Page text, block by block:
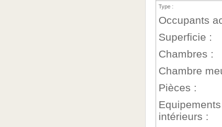
Type :
Occupants
Superficie :
Chambres :
Chambre
Pièces :
Equipements
intérieurs :